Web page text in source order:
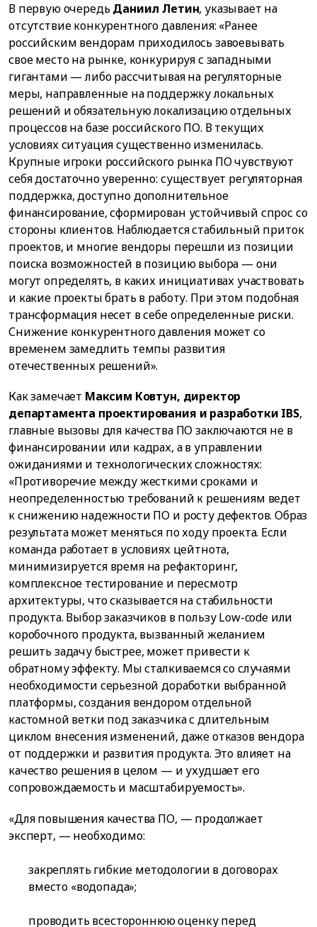
В первую очередь Даниил Летин, указывает на
отсутствие конкурентного давления: «Ранее
российским вендорам приходилось завоевывать
свое место на рынке, конкурируя с западными
гигантами — либо рассчитывая на регуляторные
меры, направленные на поддержку локальных
решений и обязательную локализацию отдельных
процессов на базе российского ПО. В текущих
условиях ситуация существенно изменилась.
Крупные игроки российского рынка ПО чувствуют
себя достаточно уверенно: существует регуляторная
поддержка, доступно дополнительное
финансирование, сформирован устойчивый спрос со
стороны клиентов. Наблюдается стабильный приток
проектов, и многие вендоры перешли из позиции
поиска возможностей в позицию выбора — они
могут определять, в каких инициативах участвовать
и какие проекты брать в работу. При этом подобная
трансформация несет в себе определенные риски.
Снижение конкурентного давления может со
временем замедлить темпы развития
отечественных решений».
Как замечает Максим Ковтун, директор
департамента проектирования и разработки IBS,
главные вызовы для качества ПО заключаются не в
финансировании или кадрах, а в управлении
ожиданиями и технологических сложностях:
«Противоречие между жесткими сроками и
неопределенностью требований к решениям ведет
к снижению надежности ПО и росту дефектов. Образ
результата может меняться по ходу проекта. Если
команда работает в условиях цейтнота,
минимизируется время на рефакторинг,
комплексное тестирование и пересмотр
архитектуры, что сказывается на стабильности
продукта. Выбор заказчиков в пользу Low-code или
коробочного продукта, вызванный желанием
решить задачу быстрее, может привести к
обратному эффекту. Мы сталкиваемся со случаями
необходимости серьезной доработки выбранной
платформы, создания вендором отдельной
кастомной ветки под заказчика с длительным
циклом внесения изменений, даже отказов вендора
от поддержки и развития продукта. Это влияет на
качество решения в целом — и ухудшает его
сопровождаемость и масштабируемость».
«Для повышения качества ПО, — продолжает
эксперт, — необходимо:
закреплять гибкие методологии в договорах
вместо «водопада»;
проводить всестороннюю оценку перед